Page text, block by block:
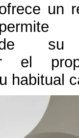
un
de su
el
habitual